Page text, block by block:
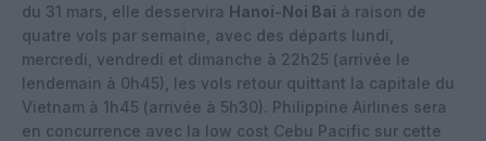
du 31 mars, elle desservira Hanoi-Noi Bai à raison de
quatre vols par semaine, avec des départs lundi,
mercredi, vendredi et dimanche à 22h25 (arrivée le
lendemain à 0h45), les vols retour quittant la capitale du
Vietnam à 1h45 (arrivée à 5h30). Philippine Airlines sera
en concurrence avec la low cost Cebu Pacific sur cette